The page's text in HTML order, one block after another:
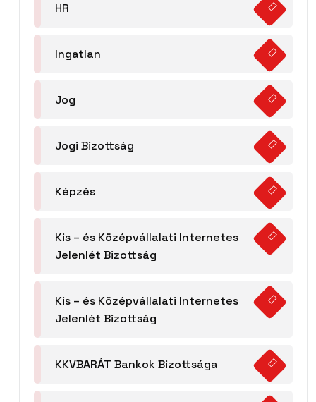
HR
Ingatlan
Jog
Jogi Bizottság
Képzés
Kis – és Középvállalati Internetes
Jelenlét Bizottság
Kis – és Középvállalati Internetes
Jelenlét Bizottság
KKVBARÁT Bankok Bizottsága